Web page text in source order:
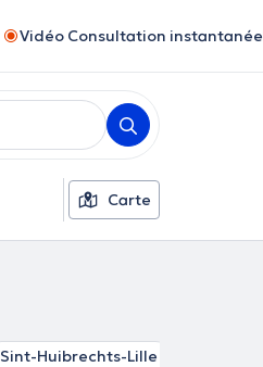
Vidéo Consultation instantanée
Carte
Sint-Huibrechts-Lille